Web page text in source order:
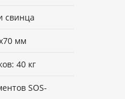
свинца
мм
40 кг
SOS-